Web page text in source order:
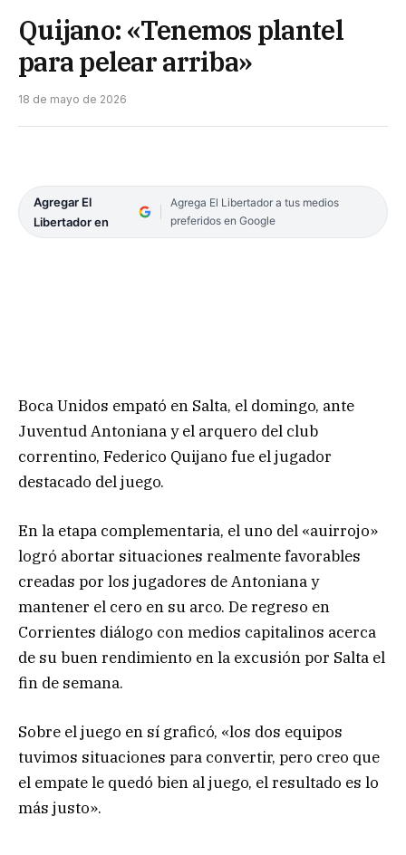
Quijano: «Tenemos plantel
para pelear arriba»
18 de mayo de 2026
Agregar El
Libertador en
Agrega El Libertador a tus medios
preferidos en Google
Boca Unidos empató en Salta, el domingo, ante
Juventud Antoniana y el arquero del club
correntino, Federico Quijano fue el jugador
destacado del juego.
En la etapa complementaria, el uno del «auirrojo»
logró abortar situaciones realmente favorables
creadas por los jugadores de Antoniana y
mantener el cero en su arco. De regreso en
Corrientes diálogo con medios capitalinos acerca
de su buen rendimiento en la excusión por Salta el
fin de semana.
Sobre el juego en sí graficó, «los dos equipos
tuvimos situaciones para convertir, pero creo que
el empate le quedó bien al juego, el resultado es lo
más justo».